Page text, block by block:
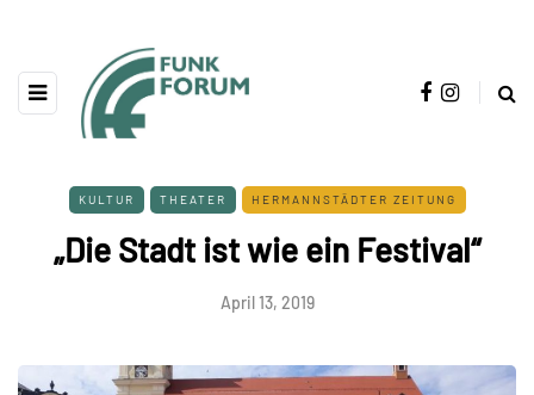
KULTUR THEATER HERMANNSTÄDTER ZEITUNG
„Die Stadt ist wie ein Festival“
April 13, 2019